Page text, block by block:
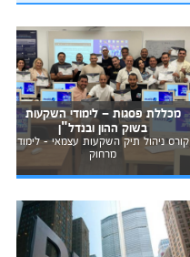
מכללת פסגות – לימודי השקעות
בשוק ההון ובנדל"ן
קורס ניהול תיק השקעות עצמאי - לימוד
מרחוק